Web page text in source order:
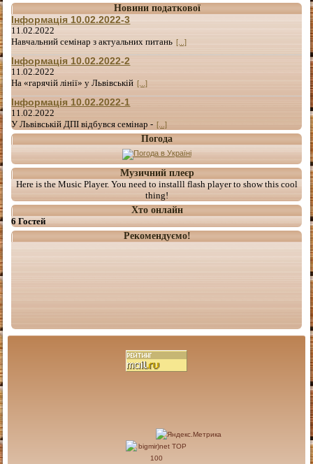
Новини податкової
Інформація 10.02.2022-3
11.02.2022
Навчальний семінар з актуальних питань [...]
Інформація 10.02.2022-2
11.02.2022
На «гарячій лінії» у Львівській [...]
Інформація 10.02.2022-1
11.02.2022
У Львівській ДПІ відбувся семінар - [...]
Погода
Музичний плеєр
Here is the Music Player. You need to installl flash player to show this cool
thing!
Хто онлайн
6 Гостей
Рекомендуємо!